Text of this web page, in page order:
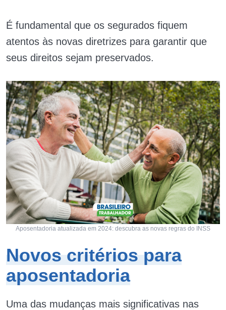
É fundamental que os segurados fiquem
atentos às novas diretrizes para garantir que
seus direitos sejam preservados.
Aposentadoria atualizada em 2024: descubra as novas regras do INSS
Novos critérios para
aposentadoria
Uma das mudanças mais significativas nas